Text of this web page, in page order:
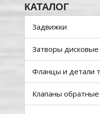
КАТАЛОГ
Задвижки
Затворы дисковые
Фланцы и детали
Клапаны обратные